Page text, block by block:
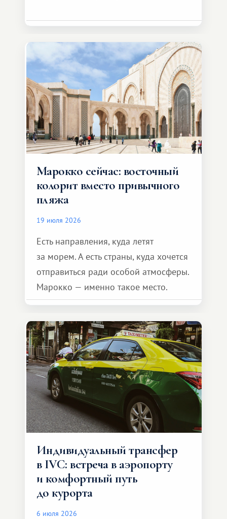
Марокко сейчас: восточный
колорит вместо привычного
пляжа
19 июля 2026
Есть направления, куда летят
за морем. А есть страны, куда хочется
отправиться ради особой атмосферы.
Марокко — именно такое место.
Индивидуальный трансфер
в IVC: встреча в аэропорту
и комфортный путь
до курорта
6 июля 2026